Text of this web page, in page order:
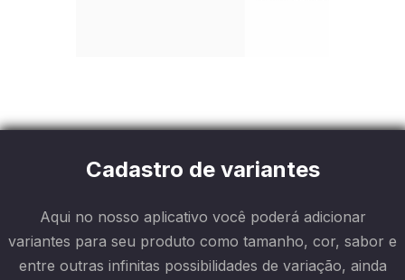
Cadastro de variantes
Aqui no nosso aplicativo você poderá adicionar
variantes para seu produto como tamanho, cor, sabor e
entre outras infinitas possibilidades de variação, ainda